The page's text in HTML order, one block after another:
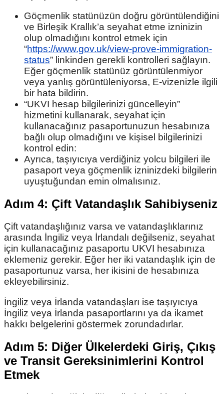
Göçmenlik statünüzün doğru görüntülendiğini
ve Birleşik Krallık’a seyahat etme izninizin
olup olmadığını kontrol etmek için
“https://www.gov.uk/view-prove-immigration-
status” linkinden gerekli kontrolleri sağlayın.
Eğer göçmenlik statünüz görüntülenmiyor
veya yanlış görüntüleniyorsa, E-vizenizle ilgili
bir hata bildirin.
“UKVI hesap bilgilerinizi güncelleyin”
hizmetini kullanarak, seyahat için
kullanacağınız pasaportunuzun hesabınıza
bağlı olup olmadığını ve kişisel bilgilerinizi
kontrol edin:
Ayrıca, taşıyıcıya verdiğiniz yolcu bilgileri ile
pasaport veya göçmenlik izninizdeki bilgilerin
uyuştuğundan emin olmalısınız.
Adım 4: Çift Vatandaşlık Sahibiyseniz
Çift vatandaşlığınız varsa ve vatandaşlıklarınız
arasında İngiliz veya İrlandalı değilseniz, seyahat
için kullanacağınız pasaportu UKVI hesabınıza
eklemeniz gerekir. Eğer her iki vatandaşlık için de
pasaportunuz varsa, her ikisini de hesabınıza
ekleyebilirsiniz.
İngiliz veya İrlanda vatandaşları ise taşıyıcıya
İngiliz veya İrlanda pasaportlarını ya da ikamet
hakkı belgelerini göstermek zorundadırlar.
Adım 5: Diğer Ülkelerdeki Giriş, Çıkış
ve Transit Gereksinimlerini Kontrol
Etmek